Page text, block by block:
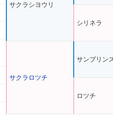
サクラシヨウリ
サクラロツチ
シリネラ
サンプリン
ロツチ